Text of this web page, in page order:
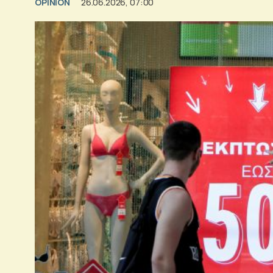
OPINION 26.06.2026, 07:00